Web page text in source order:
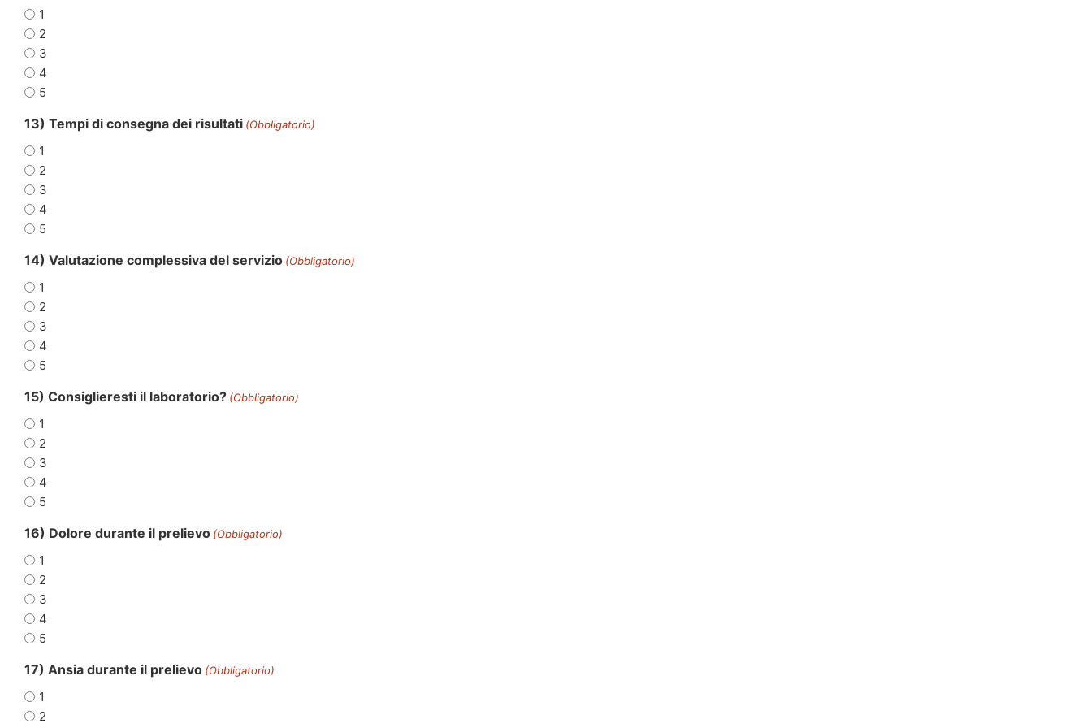
1
2
3
4
5
13) Tempi di consegna dei risultati (Obbligatorio)
1
2
3
4
5
14) Valutazione complessiva del servizio (Obbligatorio)
1
2
3
4
5
15) Consiglieresti il laboratorio? (Obbligatorio)
1
2
3
4
5
16) Dolore durante il prelievo (Obbligatorio)
1
2
3
4
5
17) Ansia durante il prelievo (Obbligatorio)
1
2